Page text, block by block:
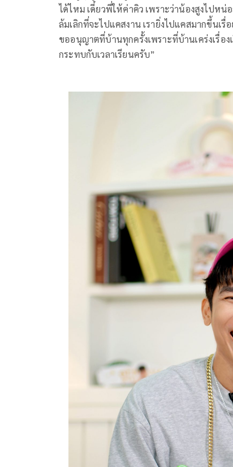
ได้ไหม เดี๋ยวพี่ให้ค่าคิว เพราะว่าน้องสูงไปห
ล้มเลิกที่จะไปแคสงาน เรายิ่งไปแคสมากขึ้นเรื่
ขออนุญาตที่บ้านทุกครั้งเพราะที่บ้านเคร่งเรื่อง
กระทบกับเวลาเรียนครับ”